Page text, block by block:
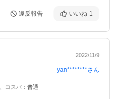
違反報告 いいね 1
2022/11/9
yan********さん
コスパ ： 普通